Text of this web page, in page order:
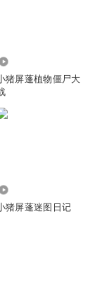
:
猪屏蓬植物僵尸大
猪屏蓬迷图日记